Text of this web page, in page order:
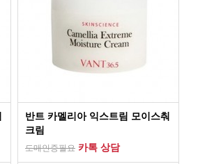
반트 카멜리아 익스트림 모이스춰
크림
도매인증필요 카톡 상담